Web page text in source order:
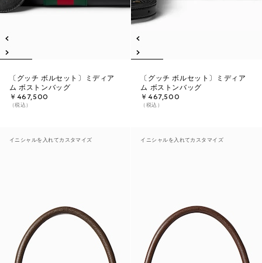
〔グッチ ボルセット〕ミディア
ム ボストンバッグ
￥467,500
（税込）
〔グッチ ボルセット〕ミディア
ム ボストンバッグ
￥467,500
（税込）
イニシャルを入れてカスタマイズ イニシャルを入れてカスタマイズ